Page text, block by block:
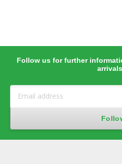
Follow us for further
arrivals